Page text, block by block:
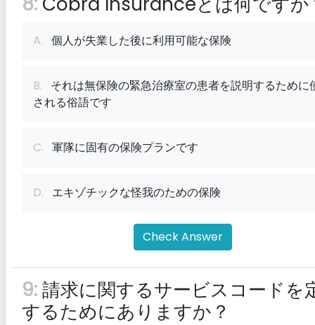
A. 個人が失業した後に利用可能な保険
B. それは無保険の緊急治療室の患者を説明するために
される俗語です
C. 軍隊に固有の保険プランです
D. エキゾチックな怪我のための保険
Check Answer
9:請求に関するサービスコードを
するためにありますか？